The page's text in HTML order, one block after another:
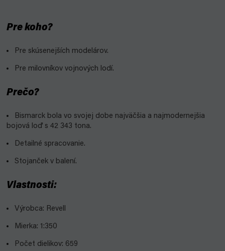
Pre koho?
Pre skúsenejších modelárov.
Pre milovníkov vojnových lodí.
Prečo?
Bismarck bola vo svojej dobe najväčšia a najmodernejšia
bojová loď s 42 343 tona.
Detailné spracovanie.
Stojanček v balení.
Vlastnosti:
Výrobca: Revell
Mierka: 1:350
Počet dielikov: 659